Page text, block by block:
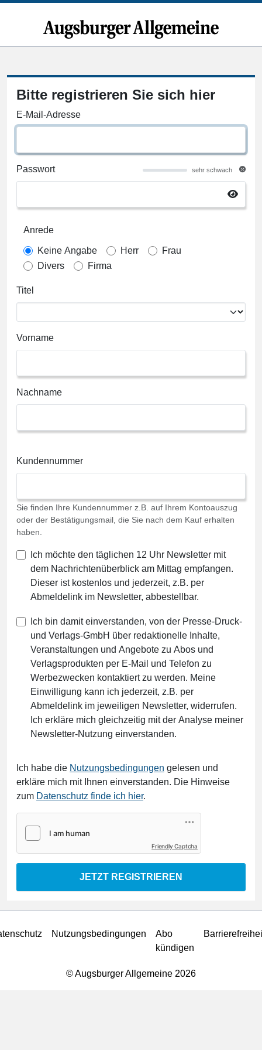
Bitte registrieren Sie sich hier
E-Mail-Adresse
Passwort sehr schwach
Anrede
Keine Angabe Herr
Frau
Divers
Firma
Titel
Vorname
Nachname
Kundennummer
Sie finden Ihre Kundennummer z.B. auf Ihrem Kontoauszug
oder der Bestätigungsmail, die Sie nach dem Kauf erhalten
haben.
Ich möchte den täglichen 12 Uhr Newsletter mit
dem Nachrichtenüberblick am Mittag empfangen.
Dieser ist kostenlos und jederzeit, z.B. per
Abmeldelink im Newsletter, abbestellbar.
Ich bin damit einverstanden, von der Presse-Druck-
und Verlags-GmbH über redaktionelle Inhalte,
Veranstaltungen und Angebote zu Abos und
Verlagsprodukten per E-Mail und Telefon zu
Werbezwecken kontaktiert zu werden. Meine
Einwilligung kann ich jederzeit, z.B. per
Abmeldelink im jeweiligen Newsletter, widerrufen.
Ich erkläre mich gleichzeitig mit der Analyse meiner
Newsletter-Nutzung einverstanden.
Ich habe die Nutzungsbedingungen gelesen und
erkläre mich mit Ihnen einverstanden. Die Hinweise
zum Datenschutz finde ich hier.
Friendly Captcha
JETZT REGISTRIEREN
Nutzungsbedingungen
Abo
kündigen
© Augsburger Allgemeine 2026